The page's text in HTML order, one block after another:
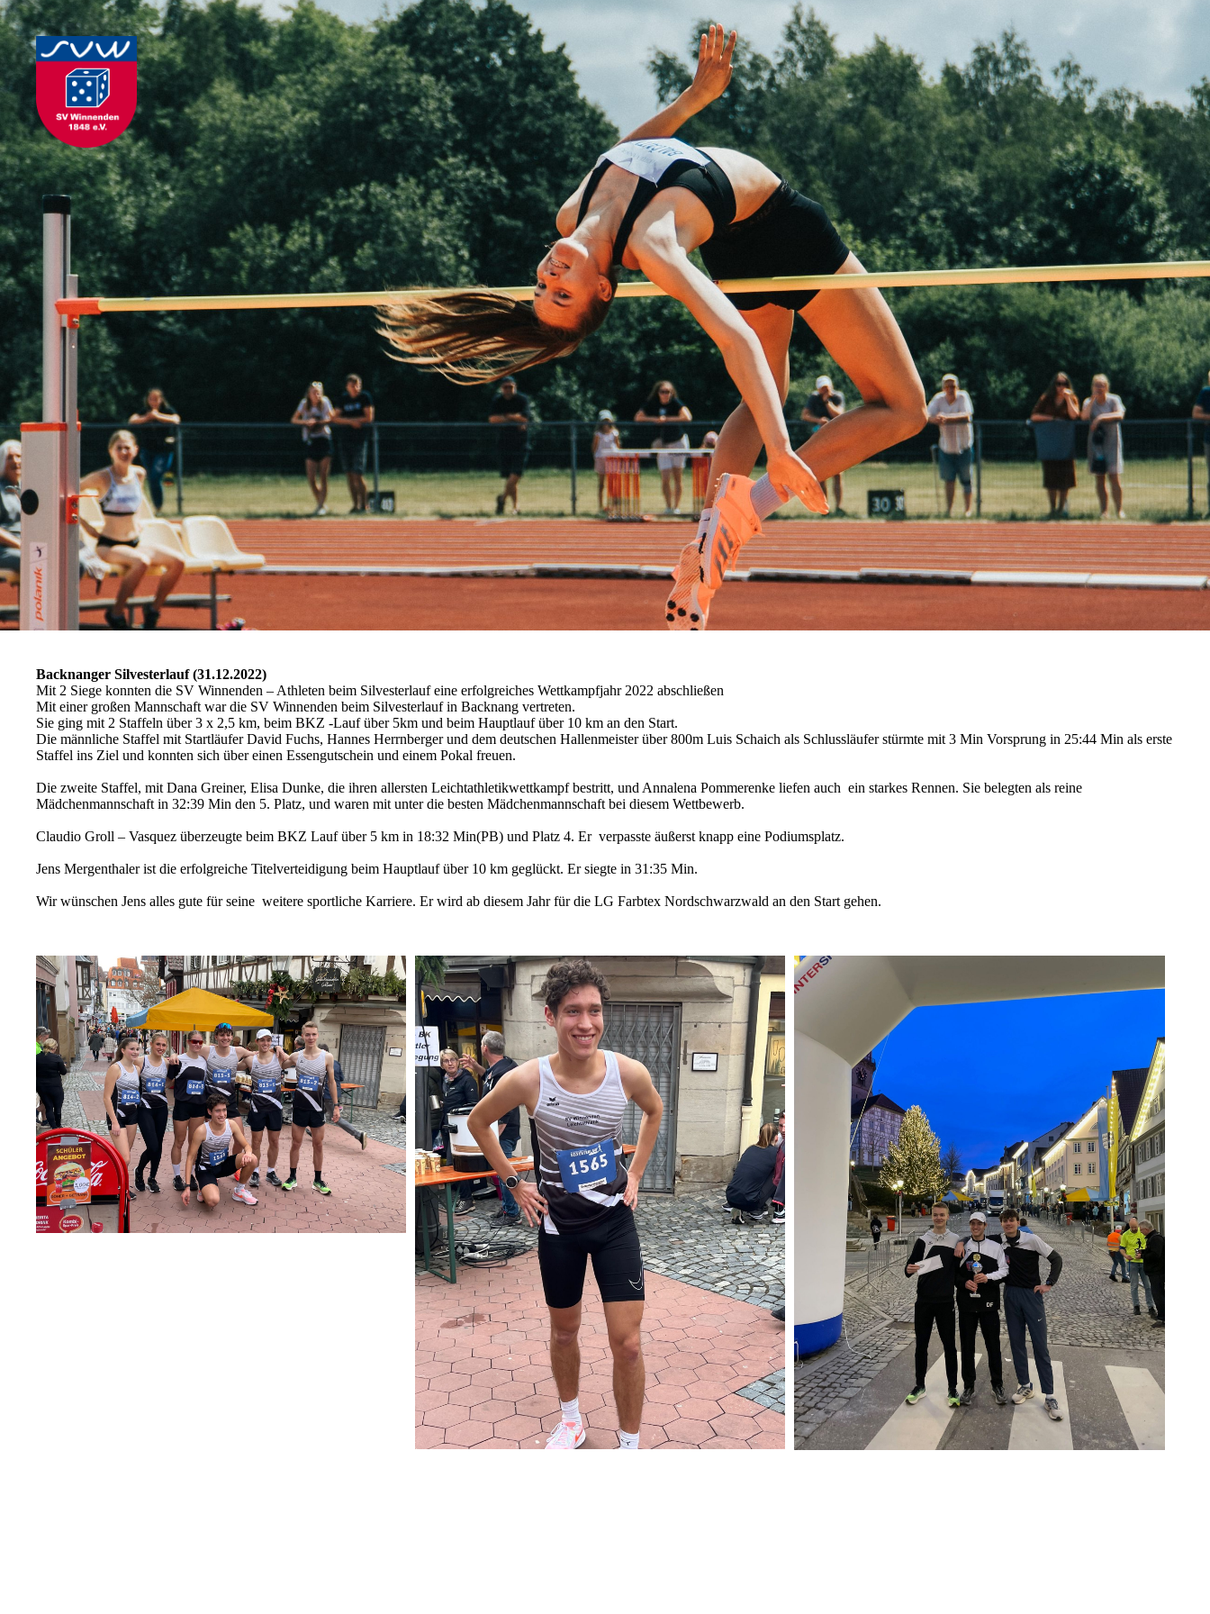
Backnanger Silvesterlauf (31.12.2022)
Mit 2 Siege konnten die SV Winnenden – Athleten beim Silvesterlauf eine erfolgreiches Wettkampfjahr 2022 abschließen
Mit einer großen Mannschaft war die SV Winnenden beim Silvesterlauf in Backnang vertreten.
Sie ging mit 2 Staffeln über 3 x 2,5 km, beim BKZ -Lauf über 5km und beim Hauptlauf über 10 km an den Start.
Die männliche Staffel mit Startläufer David Fuchs, Hannes Herrnberger und dem deutschen Hallenmeister über 800m Luis Schaich als Schlussläufer stürmte mit 3 Min Vorsprung in 25:44 Min als erste
Staffel ins Ziel und konnten sich über einen Essengutschein und einem Pokal freuen.
Die zweite Staffel, mit Dana Greiner, Elisa Dunke, die ihren allersten Leichtathletikwettkampf bestritt, und Annalena Pommerenke liefen auch ein starkes Rennen. Sie belegten als reine
Mädchenmannschaft in 32:39 Min den 5. Platz, und waren mit unter die besten Mädchenmannschaft bei diesem Wettbewerb.
Claudio Groll – Vasquez überzeugte beim BKZ Lauf über 5 km in 18:32 Min(PB) und Platz 4. Er verpasste äußerst knapp eine Podiumsplatz.
Jens Mergenthaler ist die erfolgreiche Titelverteidigung beim Hauptlauf über 10 km geglückt. Er siegte in 31:35 Min.
Wir wünschen Jens alles gute für seine weitere sportliche Karriere. Er wird ab diesem Jahr für die LG Farbtex Nordschwarzwald an den Start gehen.